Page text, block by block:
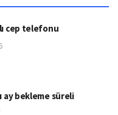
cep telefonu
ay bekleme süreli